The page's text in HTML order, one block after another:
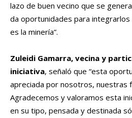
lazo de buen vecino que se
da oportunidades para integrarlos
es la minería”.
Zuleidi Gamarra, vecina y
iniciativa, señaló que “esta
apreciada por nosotros, nuestras
Agradecemos y valoramos esta
en su tipo, pensada y destinada